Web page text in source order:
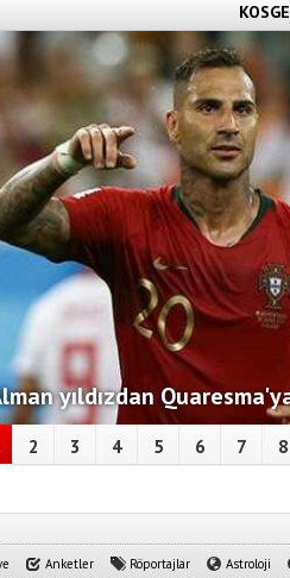
2 3 4 5 6 7 8
yıldızdan
Anketler Röportajlar
Astroloji